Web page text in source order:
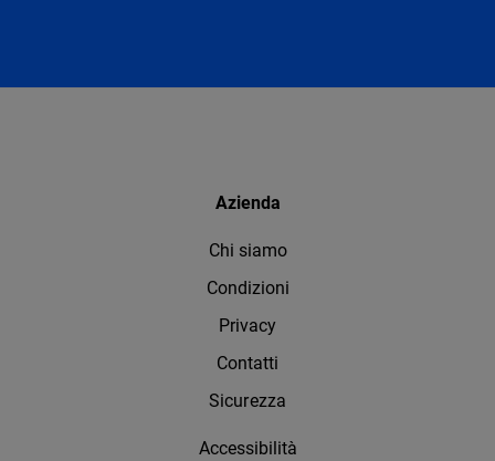
Azienda
Chi siamo
Condizioni
Privacy
Contatti
Sicurezza
Accessibilità